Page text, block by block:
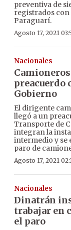
preventiva de
registrados con
Paraguarí.
Agosto 17, 2021
Nacionales
preacuerdo
Gobierno
El dirigente
llegó a un
Transporte de
integran la
intermedio y se
paro de
Agosto 17, 2021
Nacionales
Dinatrán
trabajar en
el paro